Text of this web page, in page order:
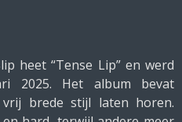
heet “Tense Lip” en werd
2025. Het album bevat
brede stijl laten horen.